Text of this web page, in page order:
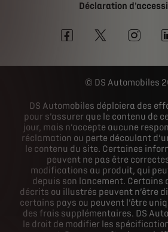
Déclaration
DS Automobiles
DS Automobiles déploiera des
pour s’assurer que le contenu de
jour, mais n’accepte aucune
réclamation ou perte découlant
le contenu du site. Certaines
peuvent ne pas être
modifications au produit, qui
depuis son lancement. Certains
décrits ou illustrés peuvent n’être
certains pays ou peuvent l’être
des frais supplémentaires. DS
le droit de modifier les